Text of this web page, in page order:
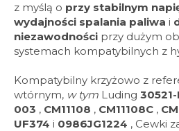
z myślą o przy stabilnym
wydajności spalania paliwa i
niezawodności przy dużym
systemach kompatybilnych z
Kompatybilny krzyżowo z
wtórnym, w tym Luding 30521-
003 , CM11108 , CM11108C ,
UF374 i 0986JG1224 , Cewki